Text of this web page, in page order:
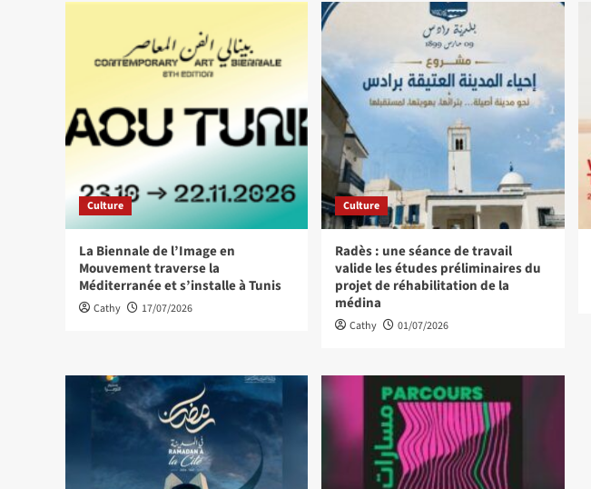
Culture
La Biennale de l’Image en
Mouvement traverse la
Méditerranée et s’installe à Tunis
Cathy 17/07/2026
Culture
Radès : une séance de travail
valide les études préliminaires du
projet de réhabilitation de la
médina
Cathy 01/07/2026